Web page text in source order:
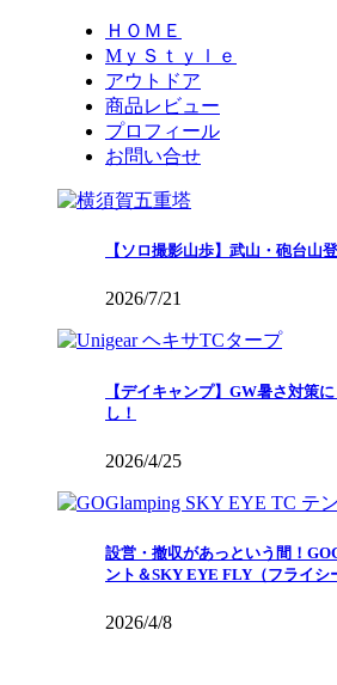
ＨＯＭＥ
MｙＳｔｙｌｅ
アウトドア
商品レビュー
プロフィール
お問い合せ
【ソロ撮影山歩】武山・砲台山
2026/7/21
【デイキャンプ】GW暑さ対策
し！
2026/4/25
設営・撤収があっという間！
ント＆SKY EYE FLY（フライシ
2026/4/8